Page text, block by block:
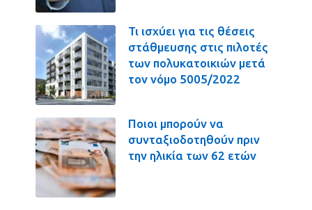
Τι ισχύει για τις θέσεις
στάθμευσης στις πιλοτές
των πολυκατοικιών μετά
τον νόμο 5005/2022
Ποιοι μπορούν να
συνταξιοδοτηθούν πριν
την ηλικία των 62 ετών